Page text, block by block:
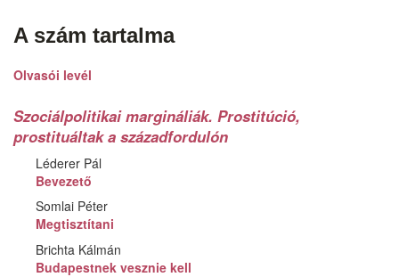
A szám tartalma
Olvasói levél
Szociálpolitikai margináliák. Prostitúció,
prostituáltak a századfordulón
Léderer Pál
Bevezető
Somlai Péter
Megtisztítani
Brichta Kálmán
Budapestnek vesznie kell